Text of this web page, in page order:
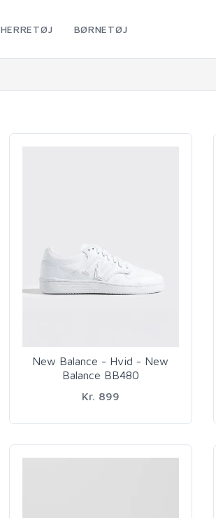
HERRETØJ BØRNETØJ
New Balance - Hvid - New
Balance BB480
Kr. 899